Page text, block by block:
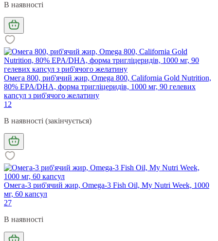
В наявності
Омега 800, риб'ячий жир, Omega 800, Сalifornia Gold Nutrition,
80% EPA/DHA, форма тригліцеридів, 1000 мг, 90 гелевих
капсул з риб'ячого желатину
12
В наявності (закінчується)
Омега-3 риб'ячий жир, Omega-3 Fish Oil, My Nutri Week, 1000
мг, 60 капсул
27
В наявності